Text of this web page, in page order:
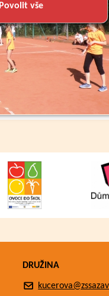
Povolit vše
DRUŽINA